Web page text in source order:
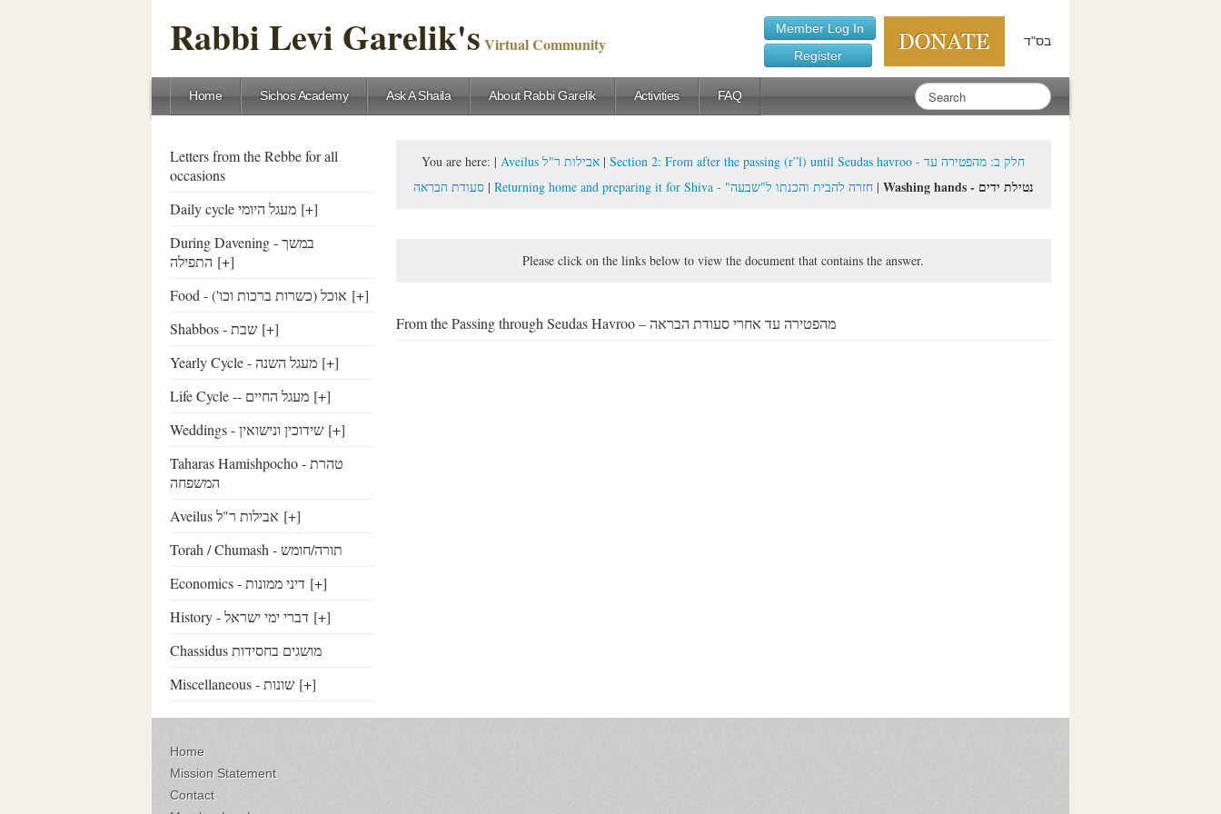
Rabbi Levi Garelik's Virtual Community
Member Log In
Register
בס"ד
Home Sichos Academy Ask A Shaila About Rabbi Garelik Activities FAQ
Letters from the Rebbe for all
occasions
Daily cycle מעגל היומי [+]
During Davening - במשך
התפילה [+]
Food - ('אוכל (כשרות ברכות וכו [+]
Shabbos - שבת [+]
Yearly Cycle - מעגל השנה [+]
Life Cycle -- מעגל החיים [+]
Weddings - שידוכין ונישואין [+]
Taharas Hamishpocho - טהרת
המשפחה
Aveilus אבילות ר"ל [+]
Torah / Chumash - תורה/חומש
Economics - דיני ממונות [+]
History - דברי ימי ישראל [+]
Chassidus מושגים בחסידות
Miscellaneous - שונות [+]
You are here: | Aveilus אבילות ר"ל |Section 2: From after the passing (r”l) until Seudas havroo - חלק ב: מהפטירה עד
סעודת הבראה| Returning home and preparing it for Shiva - "חזרה להבית והכנתו ל"שבעה| Washing hands - נטילת ידים
Please click on the links below to view the document that contains the answer.
From the Passing through Seudas Havroo – מהפטירה עד אחרי סעודת הבראה
Home
Mission Statement
Contact